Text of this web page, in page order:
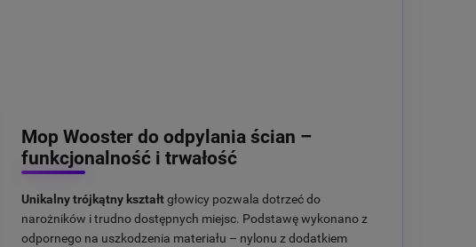
Mop Wooster do odpylania ścian –
funkcjonalność i trwałość
Unikalny trójkątny kształtgłowicy pozwala dotrzeć do
narożników i trudno dostępnych miejsc. Podstawę wykonano z
odpornego na uszkodzenia materiału – nylonu z dodatkiem